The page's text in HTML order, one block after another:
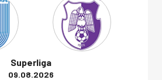
Superliga
09.08.2026